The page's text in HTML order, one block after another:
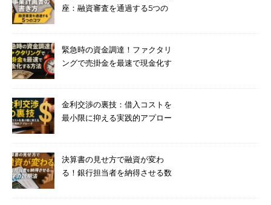
座：融資審査を通過する5つの
緊急時の資金調達！ファクタリ
ングで売掛金を最速で現金化す
金利交渉の裏技：借入コストを
最小限に抑える実践的アプロー
決算書の見せ方で融資が変わ
る！銀行担当者を納得させる数